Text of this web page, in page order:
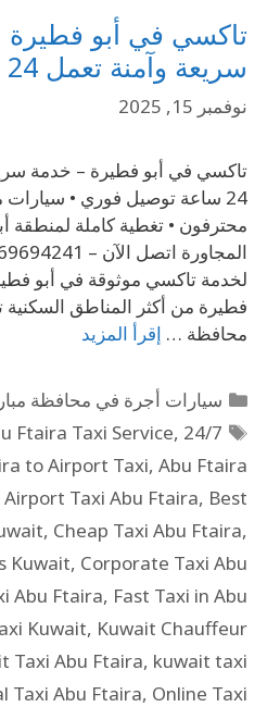
تاكسي في أبو
سريعة وآمنة تعمل 24 ساعة
نوفمبر 15, 2025
تاكسي في أبو فطيرة – خدمة
24 ساعة توصيل فوري •
محترفون • تغطية كاملة لمنطقة
لخدمة تاكسي موثوقة في أبو
فطيرة من أكثر المناطق
محافظة … إقرأ المزيد
سيارات أجرة في محافظة
24/7 Taxi Abu Ftaira
Ftaira Taxi Service,
to Airport Taxi, Abu Ftaira
Airport Taxi Abu Ftaira, Best
, Cheap Taxi Abu Ftaira,
Kuwait, Corporate Taxi Abu
Abu Ftaira, Fast Taxi in Abu
Kuwait, Kuwait Chauffeur
Taxi Abu Ftaira, kuwait taxi
Taxi Abu Ftaira, Online Taxi